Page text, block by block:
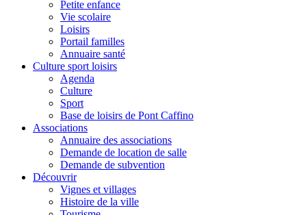
Petite enfance
Vie scolaire
Loisirs
Portail familles
Annuaire santé
Culture sport loisirs
Agenda
Culture
Sport
Base de loisirs de Pont Caffino
Associations
Annuaire des associations
Demande de location de salle
Demande de subvention
Découvrir
Vignes et villages
Histoire de la ville